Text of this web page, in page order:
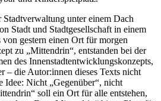
unter einem Dach
Stadt und Stadtgesellschaft in einem
gestern einen Ort für morgen
zu „Mittendrin“, entstanden bei der
des Innenstadtentwicklungskonzepts,
– die Autor:innen dieses Texts nicht
Idee: Nicht „Gegenüber“, nicht
soll ein Ort für alle entstehen,